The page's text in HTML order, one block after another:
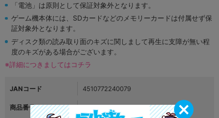
「電池」は原則として保証対象外となります。
ゲーム機本体には、SDカードなどのメモリーカードは付属せず保
証対象外となります。
ディスク類の読み取り面のキズに関しまして再生に支障が無い程
度のキズがある場合がございます。
※詳細につきましてはコチラ
JANコード 4510772240079
商品番号 L05502890